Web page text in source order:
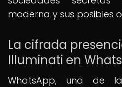
moderna y sus posibles
La cifrada
Illuminati en
WhatsApp, una de